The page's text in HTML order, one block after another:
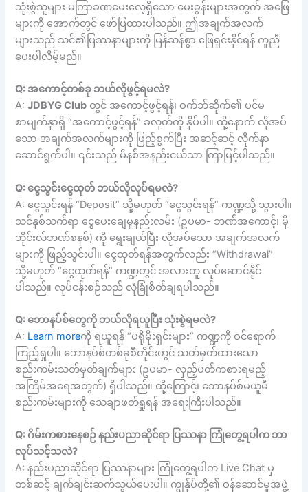
သုံးစွဲသူများ မကြာခဏမေးလေ့ရှိသော မေးခွန်းများအတွက် အဖြေ
များကို အောက်တွင် ဖော်ပြထားပါသည်။ ဤအချက်အလက်
များသည် သင်၏ပြဿနာများကို မြန်ဆန်စွာ ဖြေရှင်းနိုင်ရန် ကူညီ
ပေးပါလိမ့်မည်။
Q: အကောင့်တစ်ခု ဘယ်လိုဖွင့်ရမလဲ?
A:JDBYG Club တွင် အကောင့်ဖွင့်ရန်၊ ဝက်ဘ်ဆိုက်၏ ပင်မ
စာမျက်နှာရှိ “အကောင့်ဖွင့်ရန်” ခလုတ်ကို နှိပ်ပါ။ ထို့နောက် လိုအပ်
သော အချက်အလက်များကို ဖြည့်စွက်ပြီး အဆင့်ဆင့် လိုက်နာ
ဆောင်ရွက်ပါ။ ၎င်းသည် မိနစ်အနည်းငယ်သာ ကြာမြင့်ပါသည်။
Q: ငွေသွင်းငွေထုတ် ဘယ်လိုလုပ်ရမလဲ?
A: ငွေသွင်းရန် “Deposit” သို့မဟုတ် “ငွေသွင်းရန်” ကဏ္ဍသို့ သွားပါ။
သင်နှစ်သက်ရာ ငွေပေးချေမှုနည်းလမ်း (ဥပမာ- ဘဏ်အကောင့်၊ မို
ဘိုင်းလ်ဘဏ်စနစ်) ကို ရွေးချယ်ပြီး လိုအပ်သော အချက်အလက်
များကို ဖြည့်သွင်းပါ။ ငွေထုတ်ရန်အတွက်လည်း “Withdrawal”
သို့မဟုတ် “ငွေထုတ်ရန်” ကဏ္ဍတွင် အလားတူ လုပ်ဆောင်နိုင်
ပါသည်။ လုပ်ငန်းစဉ်သည် လုံခြုံစိတ်ချရပါသည်။
Q: ဘောနပ်စ်တွေကို ဘယ်လိုရယူပြီး သုံးစွဲရမလဲ?
A: Learn moreကို ရယူရန် “ပရိုမိုးရှင်းများ” ကဏ္ဍကို ဝင်ရောက်
ကြည့်ရှုပါ။ ဘောနပ်စ်တစ်ခုစီတိုင်းတွင် သတ်မှတ်ထားသော
စည်းကမ်းသတ်မှတ်ချက်များ (ဥပမာ- လှည့်ပတ်ကစားရမည့်
အကြိမ်အရေအတွက်) ရှိပါသည်။ ထို့ကြောင့်၊ ဘောနပ်စ်မယူမီ
စည်းကမ်းများကို သေချာဖတ်ရှုရန် အရေးကြီးပါသည်။
Q: ဂိမ်းကစားနေစဉ် နည်းပညာဆိုင်ရာ ပြဿနာ ကြုံတွေ့ရပါက ဘာ
လုပ်သင့်သလဲ?
A: နည်းပညာဆိုင်ရာ ပြဿနာများ ကြုံတွေ့ရပါက Live Chat မှ
တစ်ဆင့် ချက်ချင်းဆက်သွယ်ပေးပါ။ ကျွန်ုပ်တို့၏ ဝန်ဆောင်မှုအဖွဲ့